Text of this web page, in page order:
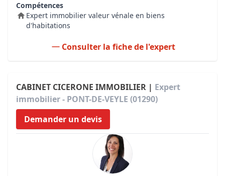
Compétences
Expert immobilier valeur vénale en biens
d'habitations
Consulter la fiche de l'expert
CABINET CICERONE IMMOBILIER | Expert
immobilier - PONT-DE-VEYLE (01290)
Demander un devis